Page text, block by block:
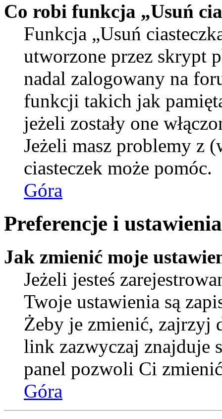
Co robi funkcja „Usuń
Funkcja „Usuń
utworzone przez skrypt
nadal zalogowany na
funkcji takich jak
jeżeli zostały one
Jeżeli masz problemy z
ciasteczek może pomóc.
Góra
Preferencje i
Jak zmienić moje
Jeżeli jesteś
Twoje ustawienia są
Żeby je zmienić, zajrzyj
link zazwyczaj znajduje
panel pozwoli Ci
Góra